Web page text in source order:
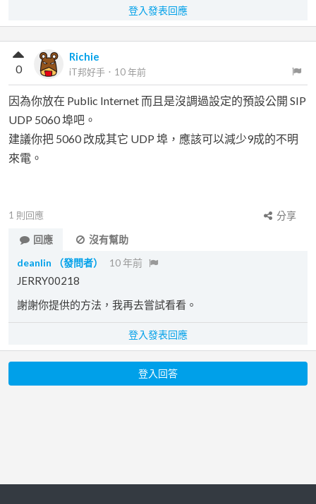
登入發表回應
Richie
iT邦好手 ． 10 年前
0
因為你放在 Public Internet 而且是沒調過設定的預設公開 SIP
UDP 5060 埠吧。
建議你把 5060 改成其它 UDP 埠，應該可以減少9成的不明
來電。
1 則回應
分享
回應
沒有幫助
deanlin
（發問者） 10 年前
JERRY00218
謝謝你提供的方法，我再去嘗試看看。
登入發表回應
登入回答